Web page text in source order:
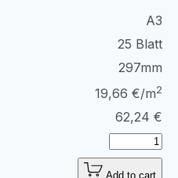
A3
25 Blatt
297mm
19,66 €/m2
62,24 €
Add to cart